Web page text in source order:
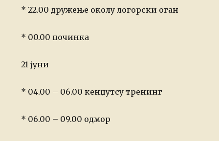
* 22.00 дружење околу логорски оган
* 00.00 починка
21 јуни
* 04.00 – 06.00 кенџутсу тренинг
* 06.00 – 09.00 одмор